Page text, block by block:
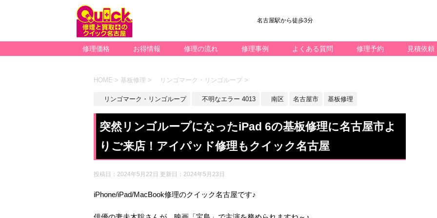
名古屋駅から徒歩3分
修理価格 お得情報 修理の流れ 修理事例 よくある質問 修理予約 見積依頼
HOME > 基板修理 > リンゴマーク・リンゴループ >
リンゴマーク・リンゴループ 不明なエラー 4013 南区 名古屋市 基板修理
突然リンゴループになったiPad 6の基板修理に名古屋市よ
りご来店！アイパッド修理もクイック名古屋
投稿日：2024年5月22日 更新日： 2024年5月23日
iPhone/iPad/MacBook修理のクイック名古屋です♪